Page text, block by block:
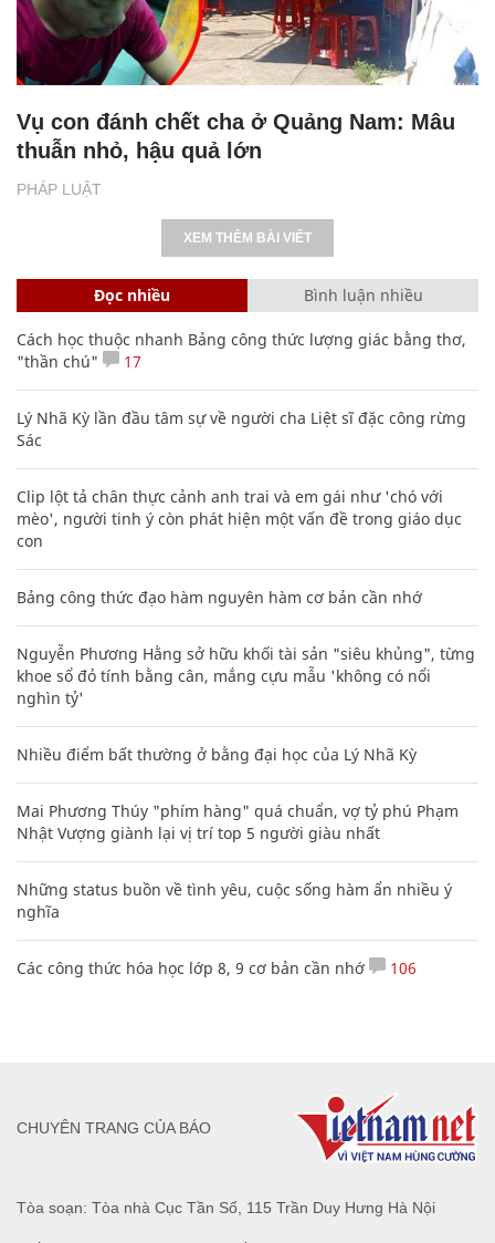
PHÁP LUẬT
Vụ con đánh chết cha ở Quảng Nam: Mâu
thuẫn nhỏ, hậu quả lớn
XEM THÊM BÀI VIẾT
Đọc nhiều Bình luận nhiều
Cách học thuộc nhanh Bảng công thức lượng giác bằng thơ,
"thần chú"
17
Lý Nhã Kỳ lần đầu tâm sự về người cha Liệt sĩ đặc công rừng
Sác
Clip lột tả chân thực cảnh anh trai và em gái như 'chó với
mèo', người tinh ý còn phát hiện một vấn đề trong giáo dục
con
Bảng công thức đạo hàm nguyên hàm cơ bản cần nhớ
Nguyễn Phương Hằng sở hữu khối tài sản "siêu khủng", từng
khoe sổ đỏ tính bằng cân, mắng cựu mẫu 'không có nổi
nghìn tỷ'
Nhiều điểm bất thường ở bằng đại học của Lý Nhã Kỳ
Mai Phương Thúy "phím hàng" quá chuẩn, vợ tỷ phú Phạm
Nhật Vượng giành lại vị trí top 5 người giàu nhất
Những status buồn về tình yêu, cuộc sống hàm ẩn nhiều ý
nghĩa
Các công thức hóa học lớp 8, 9 cơ bản cần nhớ 106
Tòa soạn: Tòa nhà Cục Tần Số, 115 Trần Duy Hưng Hà Nội
CHUYÊN TRANG CỦA BÁO